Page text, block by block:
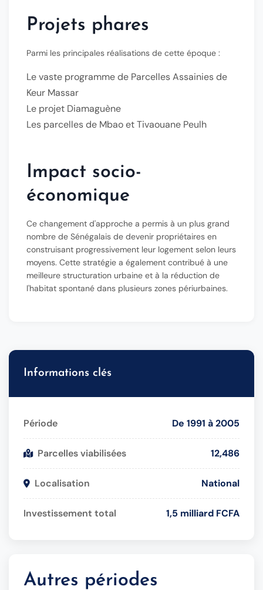
Projets phares
Parmi les principales réalisations de cette époque :
Le vaste programme de Parcelles Assainies de
Keur Massar
Le projet Diamaguène
Les parcelles de MbaoetTivaouane Peulh
Impact socio-
économique
Ce changement d'approche a permis à un plus grand
nombre de Sénégalais de devenir propriétaires en
construisant progressivement leur logement selon leurs
moyens. Cette stratégie a également contribué à une
meilleure structuration urbaine et à la réduction de
l'habitat spontané dans plusieurs zones périurbaines.
Informations clés
Période De 1991 à 2005
Parcelles viabilisées 12,486
Localisation National
Investissement total 1,5 milliard FCFA
Autres périodes